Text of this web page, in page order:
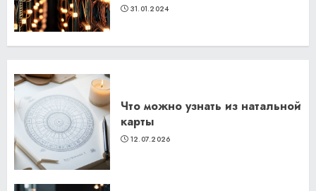
31.01.2024
Что можно узнать из натальной
карты
12.07.2026